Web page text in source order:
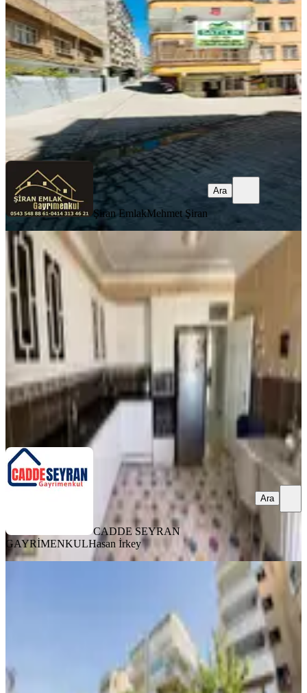
Haliliye, Şair Nabi Mahallesi
3+1
·170 m²·2. Kat·07.08.2026
1.950.000 ₺
Şiran Emlak Mehmet Şiran
Şiran EmlakMehmet Şiran
Ara
YENİ
Cadde Seyran'da Havalesiz Bakımlı
3+1 Daire,doğalgaz Aktif
Haliliye, Ahmet Yesevi Mahallesi
· 07.08.2026
CADDE SEYRAN GAYRİMENKUL Hasan İrkey
CADDE SEYRAN
GAYRİMENKULHasan İrkey
Ara
Hayat Emlak'tan Yenişehir Caddesi
Üzeri 2+1 Temiz Bakımlı Daire
Haliliye, Hamidiye Mahallesi
130 m²· 4. Kat· 06.08.2026
1.700.000 ₺